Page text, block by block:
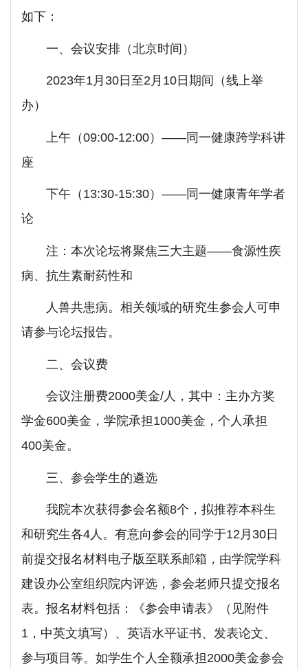
如下：
一、会议安排（北京时间）
2023年1月30日至2月10日期间（线上举
办）
上午（09:00-12:00）——同一健康跨学科讲
座
下午（13:30-15:30）——同一健康青年学者
论
注：本次论坛将聚焦三大主题——食源性疾
病、抗生素耐药性和
人兽共患病。相关领域的研究生参会人可申
请参与论坛报告。
二、会议费
会议注册费2000美金/人，其中：主办方奖
学金600美金，学院承担1000美金，个人承担
400美金。
三、参会学生的遴选
我院本次获得参会名额8个，拟推荐本科生
和研究生各4人。有意向参会的同学于12月30日
前提交报名材料电子版至联系邮箱，由学院学科
建设办公室组织院内评选，参会老师只提交报名
表。报名材料包括：《参会申请表》（见附件
1，中英文填写）、英语水平证书、发表论文、
参与项目等。如学生个人全额承担2000美金参会